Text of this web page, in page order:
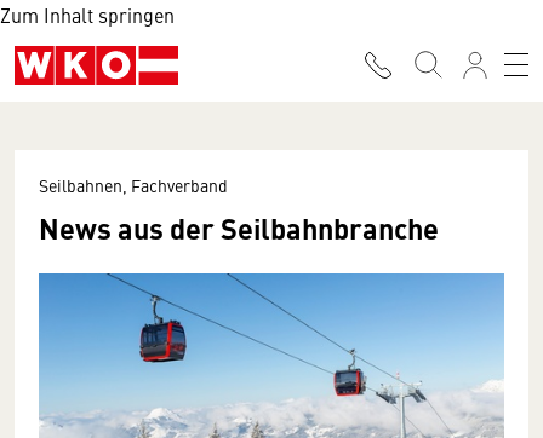
Zum Inhalt springen
Seilbahnen, Fachverband
News aus der Seilbahnbranche